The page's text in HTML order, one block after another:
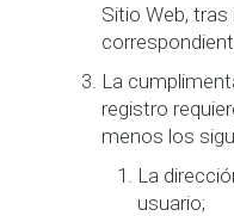
Sitio Web,
La
registro
menos los
La
usuario;